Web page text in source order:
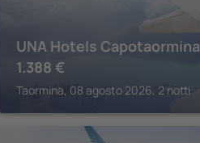
UNA Hotels Capotaormina
1.388 €
Taormina, 08 agosto 2026, 2 notti